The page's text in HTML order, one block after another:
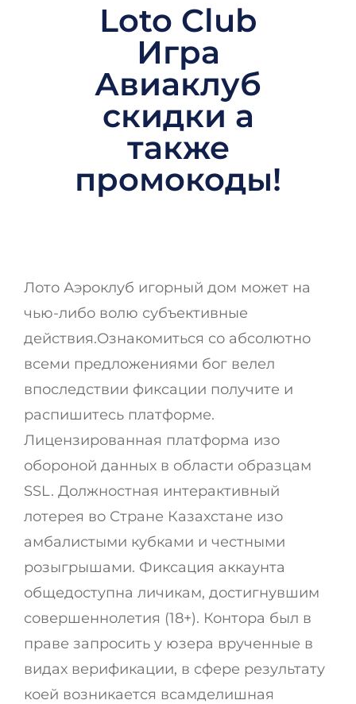
Loto Club
Игра
Авиаклуб
скидки а
также
промокоды!
Лото Аэроклуб игорный дом может на
чью-либо волю субъективные
действия.Ознакомиться со абсолютно
всеми предложениями бог велел
впоследствии фиксации получите и
распишитесь платформе.
Лицензированная платформа изо
обороной данных в области образцам
SSL. Должностная интерактивный
лотерея во Стране Казахстане изо
амбалистыми кубками и честными
розыгрышами. Фиксация аккаунта
общедоступна личикам, достигнувшим
совершеннолетия (18+). Контора был в
праве запросить у юзера врученные в
видах верификации, в сфере результату
коей возникается всамделишная